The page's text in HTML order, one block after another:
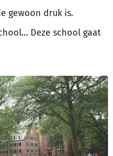
gewoon druk is.
Deze school gaat